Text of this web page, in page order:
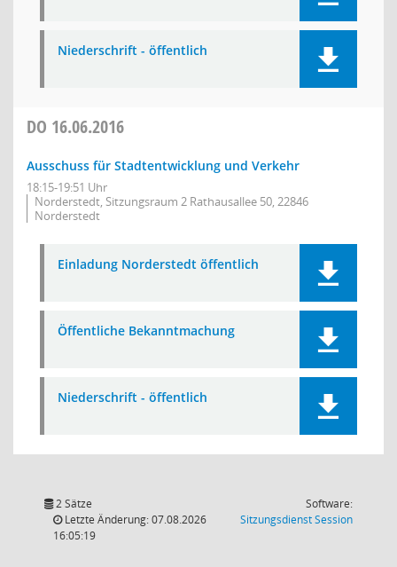
Niederschrift - öffentlich
DO 16.06.2016
Ausschuss für Stadtentwicklung und Verkehr
18:15-19:51 Uhr
Norderstedt, Sitzungsraum 2 Rathausallee 50, 22846
Norderstedt
Einladung Norderstedt öffentlich
Öffentliche Bekanntmachung
Niederschrift - öffentlich
2 Sätze
Letzte Änderung: 07.08.2026
16:05:19
Software:
SitzungsdienstSession(Wird in